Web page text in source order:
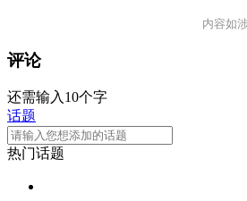
内容如
评论
还需输入10个字
话题
热门话题